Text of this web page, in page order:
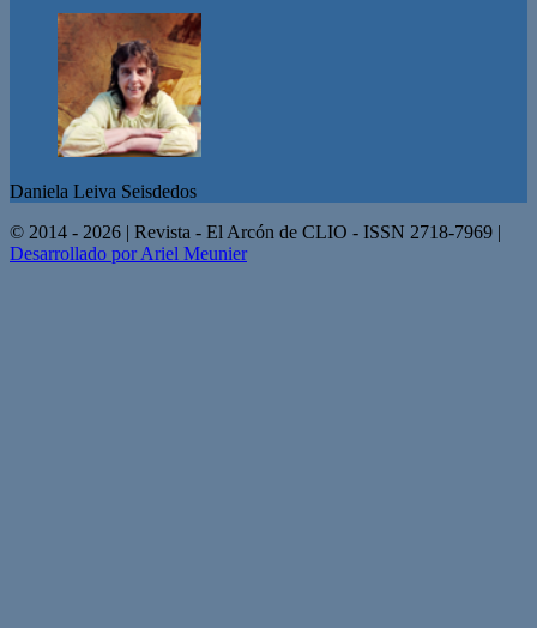
Daniela Leiva Seisdedos
© 2014 - 2026 | Revista - El Arcón de CLIO - ISSN 2718-7969 |
Desarrollado por Ariel Meunier